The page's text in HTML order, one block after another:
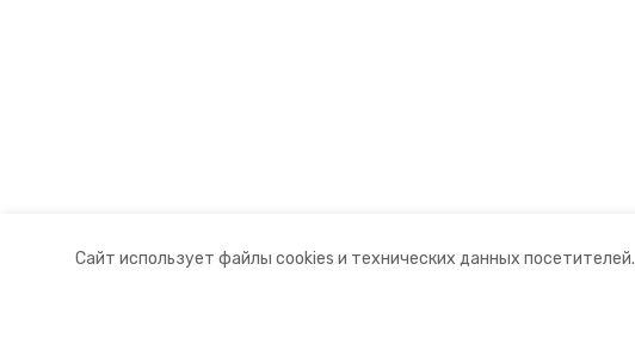
Сайт использует файлы cookies и технических данных посетителей.